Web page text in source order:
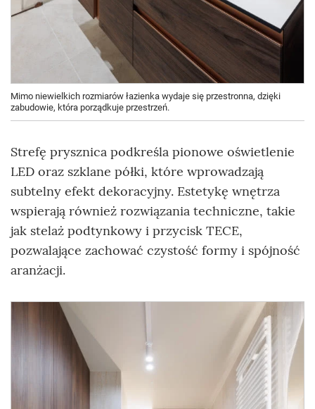
Mimo niewielkich rozmiarów łazienka wydaje się przestronna, dzięki
zabudowie, która porządkuje przestrzeń.
Strefę prysznica podkreśla pionowe oświetlenie
LED oraz szklane półki, które wprowadzają
subtelny efekt dekoracyjny. Estetykę wnętrza
wspierają również rozwiązania techniczne, takie
jak stelaż podtynkowy i przycisk TECE,
pozwalające zachować czystość formy i spójność
aranżacji.